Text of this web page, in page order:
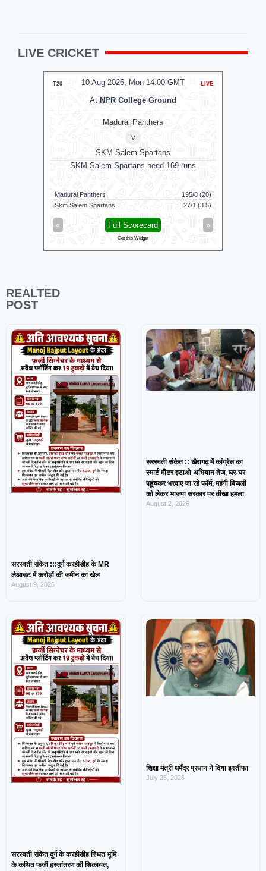
LIVE CRICKET
10 Aug 2026, Mon 14:00 GMT
T20 LIVE
At NPR College Ground
Madurai Panthers
v
SKM Salem Spartans
SKM Salem Spartans need 169 runs
Madurai Panthers
195/8 (20)
Skm Salem Spartans
27/1 (3.5)
« »
Full Scorecard
Get this Widget
REALTED
POST
सरस्वती संकेत :::दुर्ग करहीडीह के MR
लेआउट में करोड़ों की जमीन का खेल
August 9, 2026
सरस्वती संकेत :: खैरागढ़ में कांग्रेस का
स्मार्ट मीटर हटाओ अभियान तेज, घर-घर
पहुंचकर भरवाए जा रहे फॉर्म, महंगी बिजली
को लेकर भाजपा सरकार पर तीखा हमला
August 2, 2026
सरस्वती संकेत दुर्ग के करहीडीह स्थित भूमि
के कथित फर्जी हस्तांतरण की शिकायत,
शिक्षा मंत्री धर्मेंद्र प्रधान ने दिया इस्तीफा
July 25, 2026